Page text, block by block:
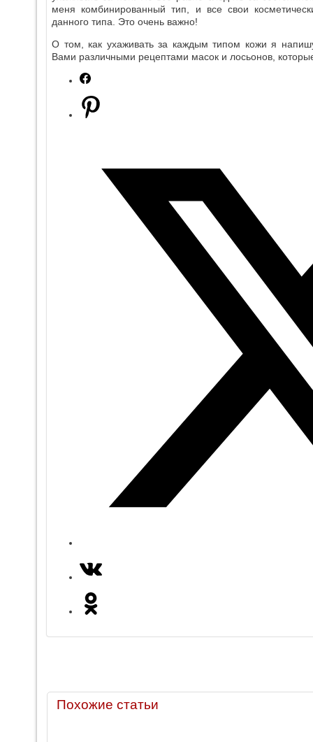
меня комбинированный тип, и все свои
данного типа. Это очень важно!
О том, как ухаживать за каждым типом кожи я
Вами различными рецептами масок и лосьонов,
Похожие статьи